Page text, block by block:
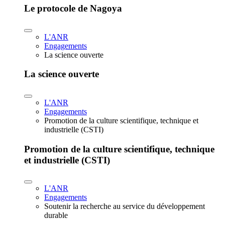
Le protocole de Nagoya
L'ANR
Engagements
La science ouverte
La science ouverte
L'ANR
Engagements
Promotion de la culture scientifique, technique et
industrielle (CSTI)
Promotion de la culture scientifique, technique
et industrielle (CSTI)
L'ANR
Engagements
Soutenir la recherche au service du développement
durable